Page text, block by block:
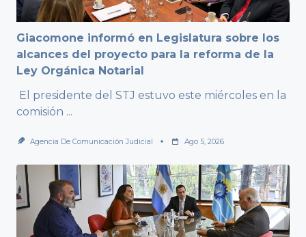
Giacomone informó en Legislatura sobre los
alcances del proyecto para la reforma de la
Ley Orgánica Notarial
El presidente del STJ estuvo este miércoles en la
comisión ...
Agencia De Comunicación Judicial Ago 5, 2026